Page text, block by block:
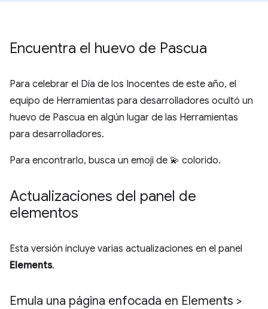
Encuentra el huevo de Pascua
Para celebrar el Día de los Inocentes de este año, el
equipo de Herramientas para desarrolladores ocultó un
huevo de Pascua en algún lugar de las Herramientas
para desarrolladores.
Para encontrarlo, busca un emoji de 💫 colorido.
Actualizaciones del panel de
elementos
Esta versión incluye varias actualizaciones en el panel
Elements.
Emula una página enfocada en Elements >